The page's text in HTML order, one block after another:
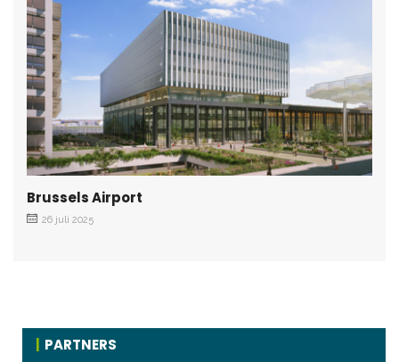
Brussels Airport
26 juli 2025
PARTNERS